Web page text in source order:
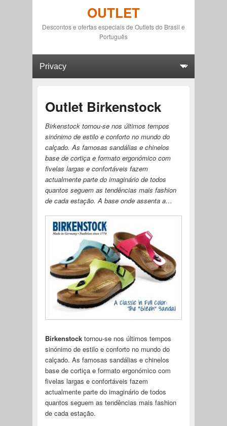
OUTLET
Descontos e ofertas especiais de Outlets do Brasil e
Português
Outlet Birkenstock
Birkenstock tornou-se nos últimos tempos
sinónimo de estilo e conforto no mundo do
calçado. As famosas sandálias e chinelos
base de cortiça e formato ergonómico com
fivelas largas e confortáveis fazem
actualmente parte do imaginário de todos
quantos seguem as tendências mais fashion
de cada estação. A base onde assenta a…
Birkenstocktornou-se nos últimos tempos
sinónimo de estilo e conforto no mundo do
calçado. As famosas sandálias e chinelos
base de cortiça e formato ergonómico com
fivelas largas e confortáveis fazem
actualmente parte do imaginário de todos
quantos seguem as tendências mais fashion
de cada estação.